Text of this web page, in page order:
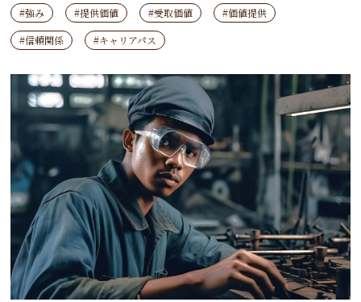
#強み #提供価値 #受取価値
#価値提供
#信頼関係
#キャリアパス